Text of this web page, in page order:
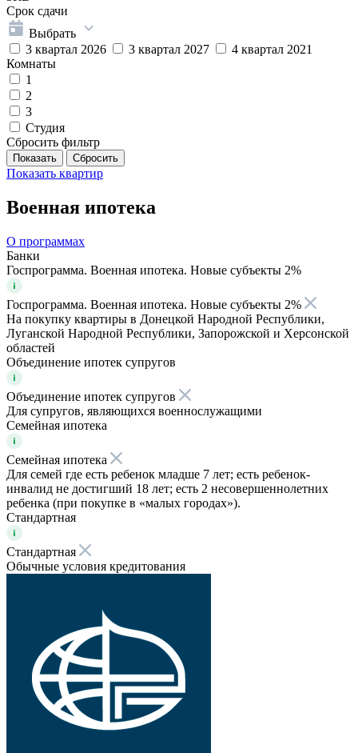
Срок сдачи
Выбрать
3 квартал 2026
3 квартал 2027
4 квартал 2021
Комнаты
1
2
3
Студия
Сбросить фильтр
Показать квартир
Военная ипотека
О программах
Банки
Госпрограмма. Военная ипотека. Новые субъекты 2%
Госпрограмма. Военная ипотека. Новые субъекты 2%
На покупку квартиры в Донецкой Народной Республики,
Луганской Народной Республики, Запорожской и Херсонской
областей
Объединение ипотек супругов
Объединение ипотек супругов
Для супругов, являющихся военнослужащими
Семейная ипотека
Семейная ипотека
Для семей где есть ребенок младше 7 лет; есть ребенок-
инвалид не достигший 18 лет; есть 2 несовершеннолетних
ребенка (при покупке в «малых городах»).
Стандартная
Стандартная
Обычные условия кредитования